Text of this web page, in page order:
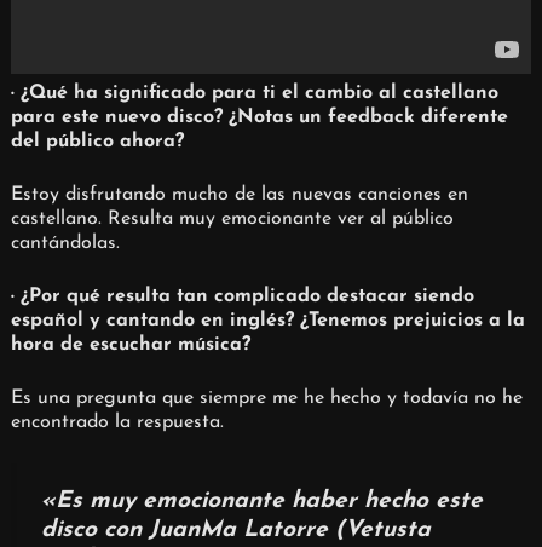
· ¿Qué ha significado para ti el cambio al castellano
para este nuevo disco? ¿Notas un feedback diferente
del público ahora?
Estoy disfrutando mucho de las nuevas canciones en
castellano. Resulta muy emocionante ver al público
cantándolas.
· ¿Por qué resulta tan complicado destacar siendo
español y cantando en inglés? ¿Tenemos prejuicios a la
hora de escuchar música?
Es una pregunta que siempre me he hecho y todavía no he
encontrado la respuesta.
«Es muy emocionante haber hecho este
disco con JuanMa Latorre (Vetusta